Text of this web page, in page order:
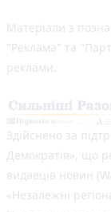
Матеріали з
"Реклама" та
реклами.
Здійснено за
Демократія», що
видавців новин
«Незалежні